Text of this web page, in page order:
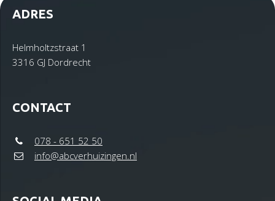
ADRES
Helmholtzstraat 1
3316 GJ Dordrecht
CONTACT
078 - 651 52 50
info@abcverhuizingen.nl